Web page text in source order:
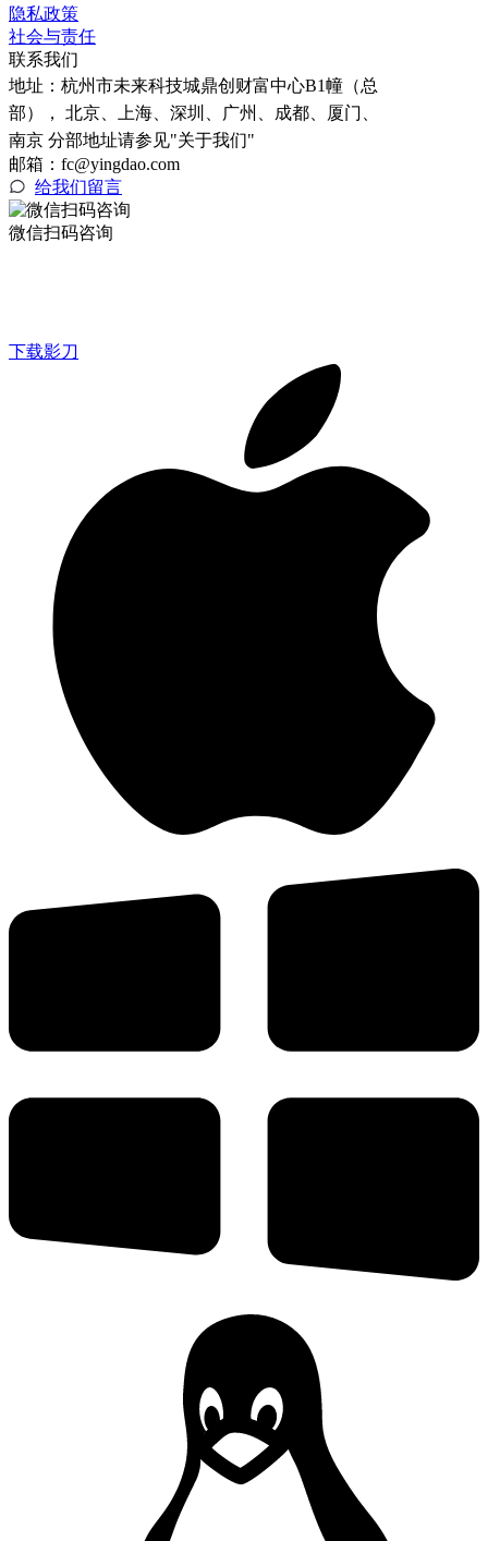
隐私政策
社会与责任
联系我们
地址： 杭州市未来科技城鼎创财富中心B1幢（总
部）， 北京、上海、深圳、广州、成都、厦门、
南京 分部地址请参见"关于我们"
邮箱：fc@yingdao.com
给我们留言
微信扫码咨询
下载影刀